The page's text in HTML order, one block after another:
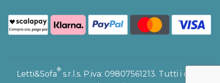
Letti&Sofa
®
s.r.l.s. P.iva: 09807561213. Tutti i diritti